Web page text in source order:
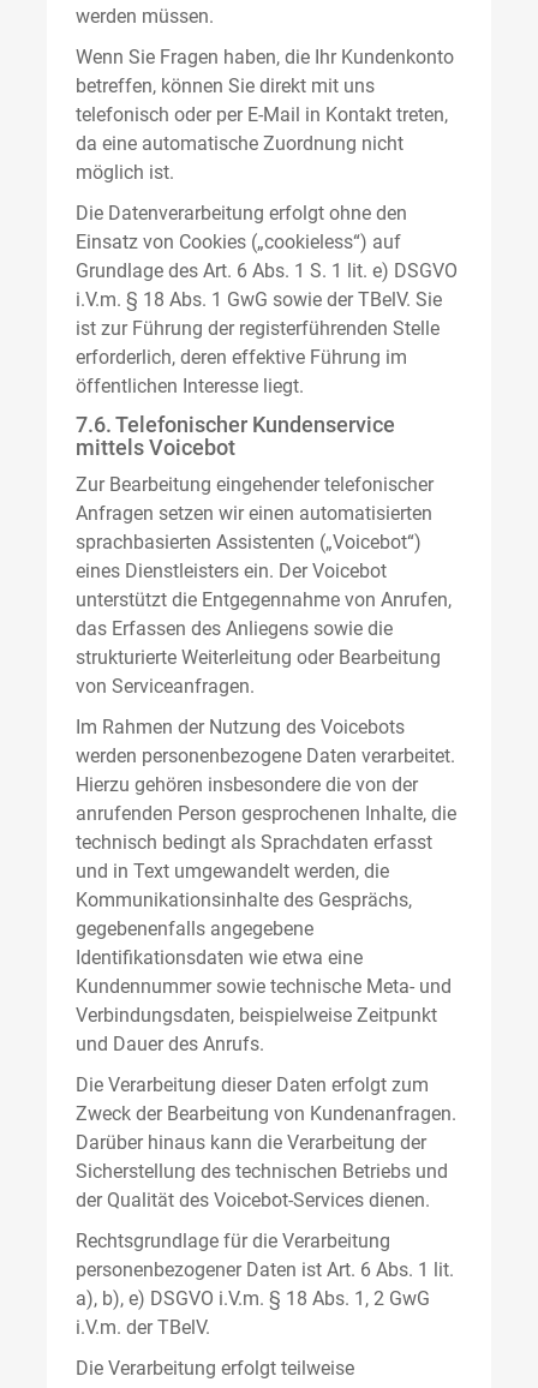
werden müssen.
Wenn Sie Fragen haben, die Ihr Kundenkonto
betreffen, können Sie direkt mit uns
telefonisch oder per E-Mail in Kontakt treten,
da eine automatische Zuordnung nicht
möglich ist.
Die Datenverarbeitung erfolgt ohne den
Einsatz von Cookies („cookieless“) auf
Grundlage des Art. 6 Abs. 1 S. 1 lit. e) DSGVO
i.V.m. § 18 Abs. 1 GwG sowie der TBelV. Sie
ist zur Führung der registerführenden Stelle
erforderlich, deren effektive Führung im
öffentlichen Interesse liegt.
7.6. Telefonischer Kundenservice
mittels Voicebot
Zur Bearbeitung eingehender telefonischer
Anfragen setzen wir einen automatisierten
sprachbasierten Assistenten („Voicebot“)
eines Dienstleisters ein. Der Voicebot
unterstützt die Entgegennahme von Anrufen,
das Erfassen des Anliegens sowie die
strukturierte Weiterleitung oder Bearbeitung
von Serviceanfragen.
Im Rahmen der Nutzung des Voicebots
werden personenbezogene Daten verarbeitet.
Hierzu gehören insbesondere die von der
anrufenden Person gesprochenen Inhalte, die
technisch bedingt als Sprachdaten erfasst
und in Text umgewandelt werden, die
Kommunikationsinhalte des Gesprächs,
gegebenenfalls angegebene
Identifikationsdaten wie etwa eine
Kundennummer sowie technische Meta- und
Verbindungsdaten, beispielweise Zeitpunkt
und Dauer des Anrufs.
Die Verarbeitung dieser Daten erfolgt zum
Zweck der Bearbeitung von Kundenanfragen.
Darüber hinaus kann die Verarbeitung der
Sicherstellung des technischen Betriebs und
der Qualität des Voicebot-Services dienen.
Rechtsgrundlage für die Verarbeitung
personenbezogener Daten ist Art. 6 Abs. 1 lit.
a), b), e) DSGVO i.V.m. § 18 Abs. 1, 2 GwG
i.V.m. der TBelV.
Die Verarbeitung erfolgt teilweise